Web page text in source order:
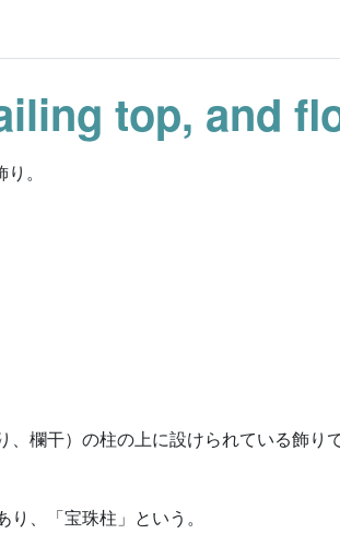
top, and
。
欄干）の柱の上に設けられている飾りで
、「宝珠柱」という。